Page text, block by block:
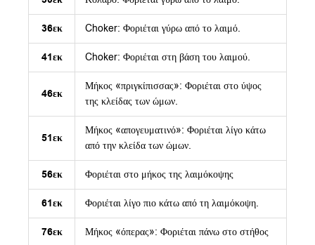
36εκ Choker: Φοριέται γύρω από το λαιμό.
41εκ Choker: Φοριέται στη βάση του λαιμού.
46εκ
Μήκος «πριγκίπισσας»: Φοριέται στο ύψος
της κλείδας των ώμων.
51εκ
Μήκος «απογευματινό»: Φοριέται λίγο κάτω
από την κλείδα των ώμων.
56εκ Φοριέται στο μήκος της λαιμόκοψης
61εκ Φοριέται λίγο πιο κάτω από τη λαιμόκοψη.
76εκ Μήκος «όπερας»: Φοριέται πάνω στο στήθος